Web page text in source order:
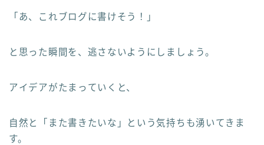
「あ、これブログに書けそう！」
と思った瞬間を、逃さないようにしましょう。
アイデアがたまっていくと、
自然と「また書きたいな」という気持ちも湧いてきま
す。